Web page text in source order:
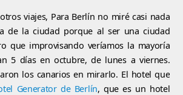
viajes, Para Berlín no miré casi nada
de la ciudad porque al ser una ciudad
que improvisando veríamos la mayoría
5 días en octubre, de lunes a viernes.
los canarios en mirarlo. El hotel que
Generator de Berlín, que es un hotel